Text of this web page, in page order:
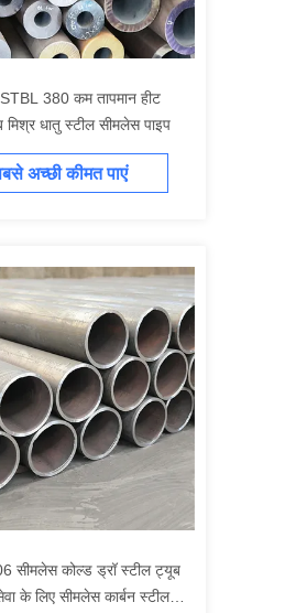
380 कम तापमान हीट
धातु स्टील सीमलेस पाइप
अच्छी कीमत पाएं
सीमलेस कोल्ड ड्रॉ स्टील ट्यूब
के लिए सीमलेस कार्बन स्टील